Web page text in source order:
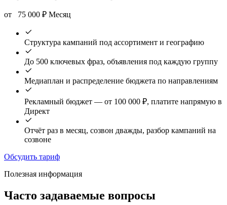
от 75 000 ₽ Месяц
Структура кампаний под ассортимент и географию
До 500 ключевых фраз, объявления под каждую группу
Медиаплан и распределение бюджета по направлениям
Рекламный бюджет — от 100 000 ₽, платите напрямую в
Директ
Отчёт раз в месяц, созвон дважды, разбор кампаний на
созвоне
Обсудить тариф
Полезная информация
Часто задаваемые вопросы